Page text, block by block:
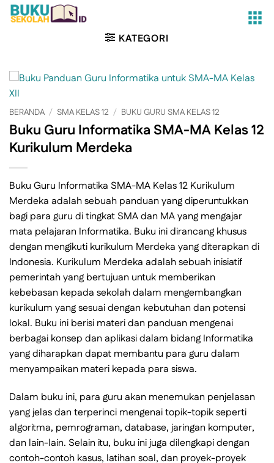
Skip
KATEGORI
BERANDA / SMA KELAS 12 / BUKU GURU SMA KELAS 12
Buku Guru Informatika SMA-MA Kelas 12
Kurikulum Merdeka
Buku Guru Informatika SMA-MA Kelas 12 Kurikulum
Merdeka adalah sebuah panduan yang diperuntukkan
bagi para guru di tingkat SMA dan MA yang mengajar
mata pelajaran Informatika. Buku ini dirancang khusus
dengan mengikuti kurikulum Merdeka yang diterapkan di
Indonesia. Kurikulum Merdeka adalah sebuah inisiatif
pemerintah yang bertujuan untuk memberikan
kebebasan kepada sekolah dalam mengembangkan
kurikulum yang sesuai dengan kebutuhan dan potensi
lokal. Buku ini berisi materi dan panduan mengenai
berbagai konsep dan aplikasi dalam bidang Informatika
yang diharapkan dapat membantu para guru dalam
menyampaikan materi kepada para siswa.
Dalam buku ini, para guru akan menemukan penjelasan
yang jelas dan terperinci mengenai topik-topik seperti
algoritma, pemrograman, database, jaringan komputer,
dan lain-lain. Selain itu, buku ini juga dilengkapi dengan
contoh-contoh kasus, latihan soal, dan proyek-proyek